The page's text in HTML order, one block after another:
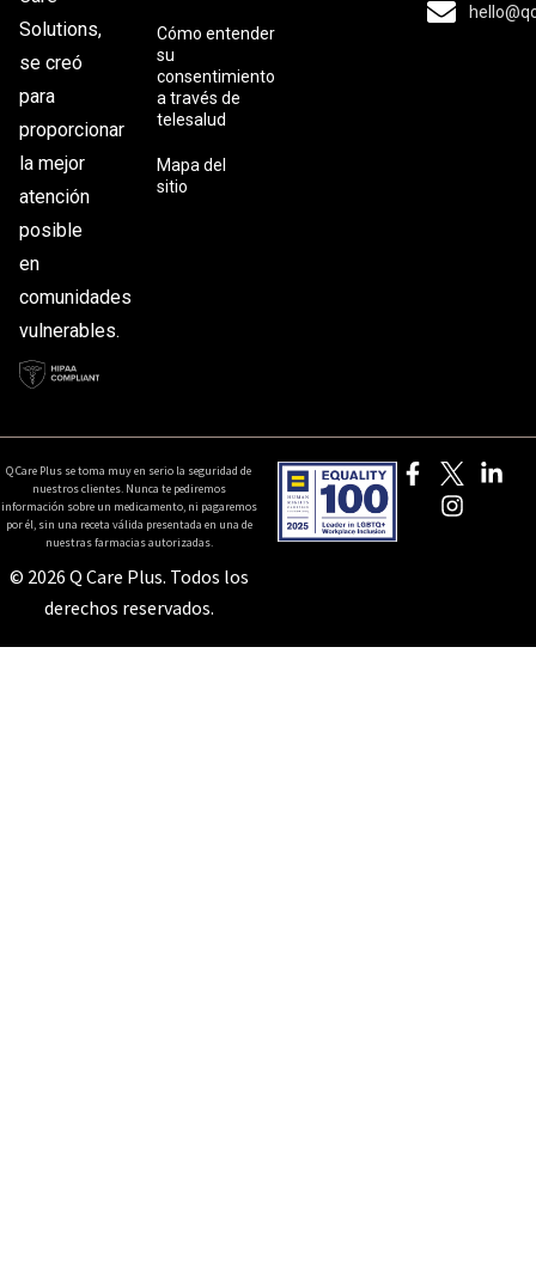
Solutions,
se creó
para
proporcionar
la mejor
atención
posible
en
comunidades
vulnerables.
Cómo entender
su
consentimiento
a través de
telesalud
Mapa del
sitio
Q Care Plus se toma muy en serio la seguridad de
nuestros clientes. Nunca te pediremos
información sobre un medicamento, ni pagaremos
por él, sin una receta válida presentada en una de
nuestras farmacias autorizadas.
© 2026 Q Care Plus. Todos los
derechos reservados.